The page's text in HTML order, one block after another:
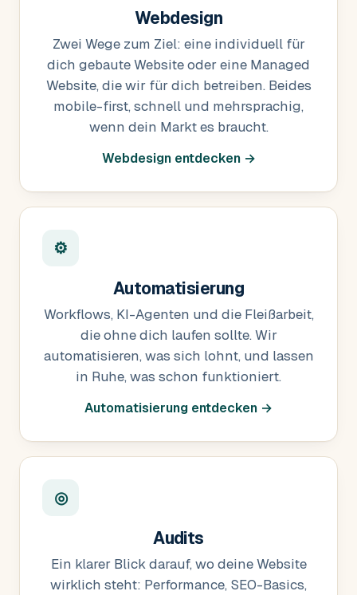
Webdesign
Zwei Wege zum Ziel: eine individuell für
dich gebaute Website oder eine Managed
Website, die wir für dich betreiben. Beides
mobile-first, schnell und mehrsprachig,
wenn dein Markt es braucht.
Webdesign entdecken →
⚙
Automatisierung
Workflows, KI-Agenten und die Fleißarbeit,
die ohne dich laufen sollte. Wir
automatisieren, was sich lohnt, und lassen
in Ruhe, was schon funktioniert.
Automatisierung entdecken →
◎
Audits
Ein klarer Blick darauf, wo deine Website
wirklich steht: Performance, SEO-Basics,